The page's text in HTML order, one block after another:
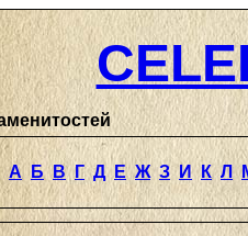
А Б В Г Д Е Ж З И К Л